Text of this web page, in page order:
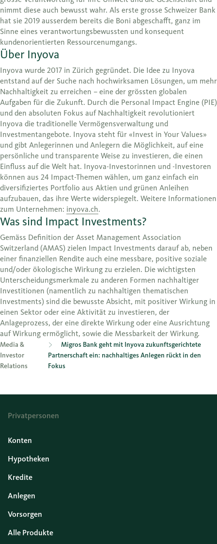
nimmt diese auch bewusst wahr. Als erste grosse Schweizer Bank
hat sie 2019 ausserdem bereits die Boni abgeschafft, ganz im
Sinne eines verantwortungsbewussten und konsequent
kundenorientierten Ressourcenumgangs.
Über Inyova
Inyova wurde 2017 in Zürich gegründet. Die Idee zu Inyova
entstand auf der Suche nach hochwirksamen Lösungen, um mehr
Nachhaltigkeit zu erreichen – eine der grössten globalen
Aufgaben für die Zukunft. Durch die Personal Impact Engine (PIE)
und den absoluten Fokus auf Nachhaltigkeit revolutioniert
Inyova die traditionelle Vermögensverwaltung und
Investmentangebote. Inyova steht für «Invest in Your Values»
und gibt Anlegerinnen und Anlegern die Möglichkeit, auf eine
persönliche und transparente Weise zu investieren, die einen
Einfluss auf die Welt hat. Inyova-Investorinnen und -Investoren
können aus 24 Impact-Themen wählen, um ganz einfach ein
diversifiziertes Portfolio aus Aktien und grünen Anleihen
aufzubauen, das ihre Werte widerspiegelt. Weitere Informationen
zum Unternehmen: inyova.ch.
Was sind Impact Investments?
Gemäss Definition der Asset Management Association
Switzerland (AMAS) zielen Impact Investments darauf ab, neben
einer finanziellen Rendite auch eine messbare, positive soziale
und/oder ökologische Wirkung zu erzielen. Die wichtigsten
Unterscheidungsmerkmale zu anderen Formen nachhaltiger
Investitionen (namentlich zu nachhaltigen thematischen
Investments) sind die bewusste Absicht, mit positiver Wirkung in
einen Sektor oder eine Aktivität zu investieren, der
Anlageprozess, der eine direkte Wirkung oder eine Ausrichtung
auf Wirkung ermöglicht, sowie die Messbarkeit der Wirkung.
Media &
Investor
Relations
Migros Bank geht mit Inyova zukunftsgerichtete
Partnerschaft ein: nachhaltiges Anlegen rückt in den
Fokus
Privatpersonen
Konten
Hypotheken
Kredite
Anlegen
Vorsorgen
Alle Produkte